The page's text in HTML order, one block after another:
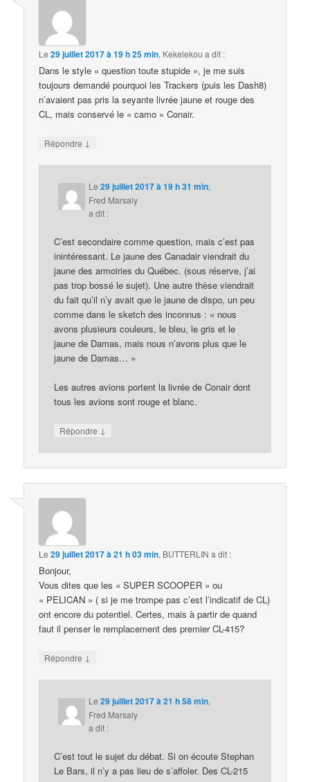
Le29 juillet 2017 à 19 h 25 min, Kekelekou a dit :
Dans le style « question toute stupide », je me suis
toujours demandé pourquoi les Trackers (puis les Dash8)
n’avaient pas pris la seyante livrée jaune et rouge des
CL, mais conservé le « camo » Conair.
Répondre ↓
Le29 juillet 2017 à 19 h 31 min,
Fred Marsaly
a dit :
C’est secondaire comme question, mais c’est pas
inintéressant. Le jaune des Canadair viendrait du
jaune des armoiries du Québec. (sous réserve, j’ai
pas trop bossé le sujet). Une autre thèse viendrait
du fait qu’il n’y avait que le jaune de dispo, un peu
comme dans le sketch des inconnus : « nous
avons plusieurs couleurs, le bleu, le gris et le
jaune de Damas, mais nous n’avons plus que le
jaune de Damas… »
Les autres avions portent la livrée de Conair dont
tous les avions sont rouge et blanc.
Répondre ↓
Le29 juillet 2017 à 21 h 03 min, BUTTERLIN a dit :
Bonjour,
Vous dites que les « SUPER SCOOPER » ou
« PELICAN » ( si je me trompe pas c’est l’indicatif de CL)
ont encore du potentiel. Certes, mais à partir de quand
faut il penser le remplacement des premier CL-415?
Répondre ↓
Le29 juillet 2017 à 21 h 58 min,
Fred Marsaly
a dit :
C’est tout le sujet du débat. Si on écoute Stephan
Le Bars, il n’y a pas lieu de s’affoler. Des CL-215